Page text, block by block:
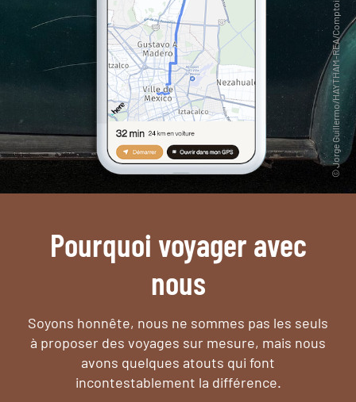
Pourquoi voyager avec
nous
Soyons honnête, nous ne sommes pas les seuls
à proposer des voyages sur mesure, mais nous
avons quelques atouts qui font
incontestablement la différence.